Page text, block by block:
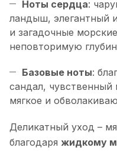
Ноты сердца:
ландыш, элегантный
и загадочные
неповторимую
Базовые ноты:
сандал, чувственный
мягкое и
Деликатный уход –
благодаря жидкому